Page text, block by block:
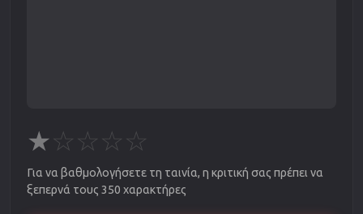
★☆☆☆☆
Για να βαθμολογήσετε τη ταινία, η κριτική σας πρέπει να
ξεπερνά τους 350 χαρακτήρες